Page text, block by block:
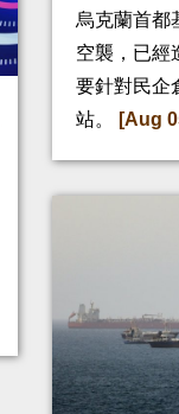
烏克蘭首都
空襲，已經
要針對民企
站。
[Aug